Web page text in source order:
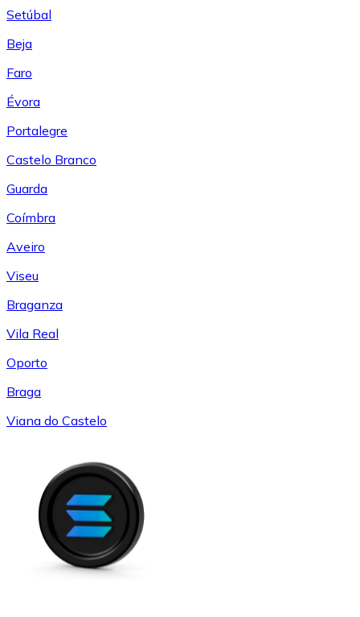
Setúbal
Beja
Faro
Évora
Portalegre
Castelo Branco
Guarda
Coímbra
Aveiro
Viseu
Braganza
Vila Real
Oporto
Braga
Viana do Castelo